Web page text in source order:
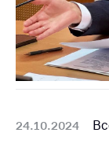
24.10.2024